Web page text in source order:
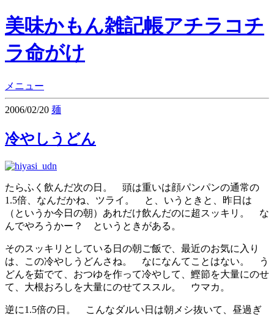
美味かもん雑記帳アチラコチ
ラ命がけ
メニュー
2006/02/20 麺
冷やしうどん
たらふく飲んだ次の日。 頭は重いは顔パンパンの通常の
1.5倍、なんだかね、ツライ。 と、いうときと、昨日は
（というか今日の朝）あれだけ飲んだのに超スッキリ。 な
んでやろうかー？ というときがある。
そのスッキリとしている日の朝ご飯で、最近のお気に入り
は、この冷やしうどんさね。 なになんてことはない。 う
どんを茹でて、おつゆを作って冷やして、鰹節を大量にのせ
て、大根おろしを大量にのせてススル。 ウマカ。
逆に1.5倍の日。 こんなダルい日は朝メシ抜いて、昼過ぎ